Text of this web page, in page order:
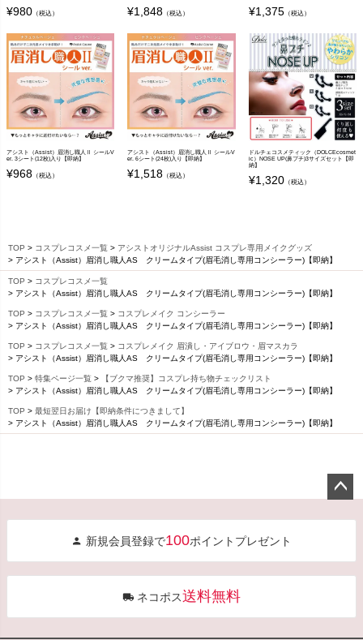
¥980 （税込） ¥1,848 （税込） ¥1,375（税込）
アシスト（Assist）眉消し職人Ⅱ シールV
er. 3シート(12枚)入り【即納】
¥968 （税込）
アシスト（Assist）眉消し職人Ⅱ シールV
er. 6シート(24枚)入り【即納】
¥1,518 （税込）
ドルチェコスメティック（DOLCEcosmet
ic）NOSE UP(鼻プチ)3サイズセット【即
納】
¥1,320（税込）
TOP コスプレコスメ一覧
アシストオリジナルAssist コスプレ専用メイクグッズ
アシスト（Assist）眉消し職人AS クリームタイプ(眉毛消し専用コンシーラー)【即納】
TOP
コスプレコスメ一覧
アシスト（Assist）眉消し職人AS クリームタイプ(眉毛消し専用コンシーラー)【即納】
TOP コスプレコスメ一覧
コスプレメイク コンシーラー
アシスト（Assist）眉消し職人AS クリームタイプ(眉毛消し専用コンシーラー)【即納】
TOP コスプレコスメ一覧
コスプレメイク 眉潰し・アイブロウ・眉マスカラ
アシスト（Assist）眉消し職人AS クリームタイプ(眉毛消し専用コンシーラー)【即納】
TOP 特集ページ一覧
【ブクマ推奨】コスプレ持ち物チェックリスト
アシスト（Assist）眉消し職人AS クリームタイプ(眉毛消し専用コンシーラー)【即納】
TOP
最短翌日お届け【即納条件につきまして】
アシスト（Assist）眉消し職人AS クリームタイプ(眉毛消し専用コンシーラー)【即納】
へ
新規会員登録で100ポイントプレゼント
ネコポス送料無料